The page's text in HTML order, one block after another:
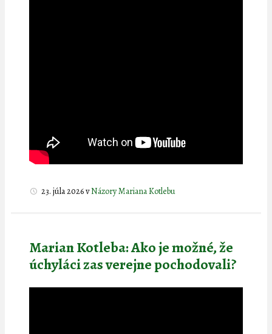
23. júla 2026vNázory Mariana Kotlebu
Marian Kotleba: Ako je možné, že
úchyláci zas verejne pochodovali?